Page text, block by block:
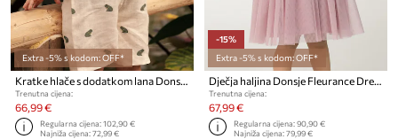
Extra -5% s kodom: OFF*
Kratke hlače s dodatkom lana Donsje Olivier Shorts Frogs
Trenutna cijena:
66,99 €
Regularna cijena:102,90 €
Najniža cijena:72,99 €
-15%
Extra -5% s kodom: OFF*
Dječja haljina Donsje Fleurance Dress
Trenutna cijena:
67,99 €
Regularna cijena:90,90 €
Najniža cijena:79,99 €